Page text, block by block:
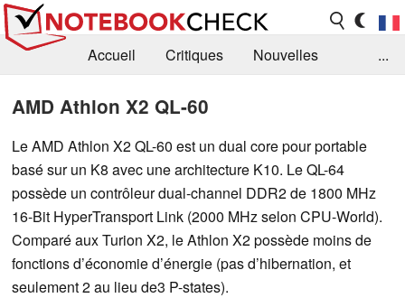
Accueil Critiques
Nouvelles
...
AMD Athlon X2 QL-60
Le AMD Athlon X2 QL-60 est un dual core pour portable
basé sur un K8 avec une architecture K10. Le QL-64
possède un contrôleur dual-channel DDR2 de 1800 MHz
16-Bit HyperTransport Link (2000 MHz selon CPU-World).
Comparé aux Turion X2, le Athlon X2 possède moins de
fonctions d’économie d’énergie (pas d’hibernation, et
seulement 2 au lieu de3 P-states).